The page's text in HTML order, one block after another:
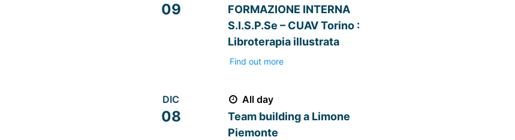
09
FORMAZIONE INTERNA
S.I.S.P.Se – CUAV Torino :
Libroterapia illustrata
Find out more
DIC
08
All day
Team building a Limone
Piemonte